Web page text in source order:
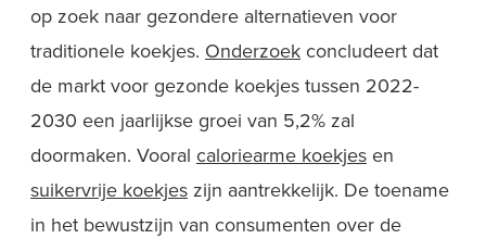
op zoek naar gezondere alternatieven voor
traditionele koekjes. Onderzoek concludeert dat
de markt voor gezonde koekjes tussen 2022-
2030 een jaarlijkse groei van 5,2% zal
doormaken. Vooral caloriearme koekjes en
suikervrije koekjes zijn aantrekkelijk. De toename
in het bewustzijn van consumenten over de